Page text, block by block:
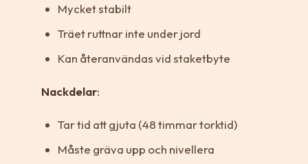
Mycket stabilt
Träet ruttnar inte under jord
Kan återanvändas vid staketbyte
Nackdelar:
Tar tid att gjuta (48 timmar torktid)
Måste gräva upp och nivellera